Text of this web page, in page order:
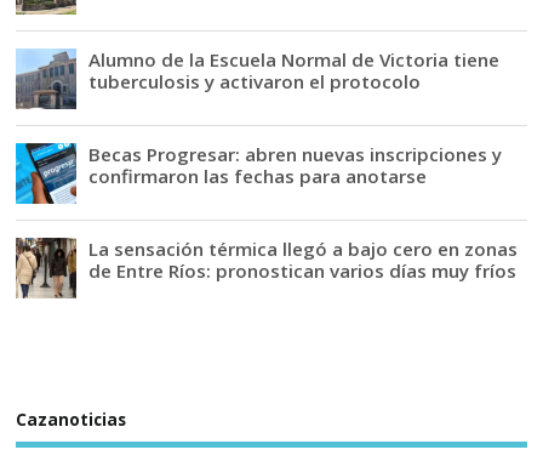
Alumno de la Escuela Normal de Victoria tiene
tuberculosis y activaron el protocolo
Becas Progresar: abren nuevas inscripciones y
confirmaron las fechas para anotarse
La sensación térmica llegó a bajo cero en zonas
de Entre Ríos: pronostican varios días muy fríos
Cazanoticias